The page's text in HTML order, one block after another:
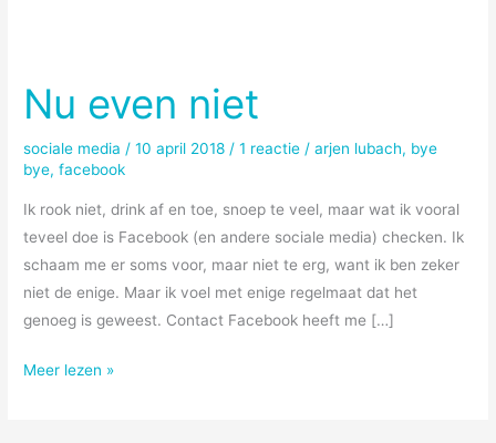
Nu even niet
sociale media /10 april 2018 /1 reactie /arjen lubach, bye
bye,facebook
Ik rook niet, drink af en toe, snoep te veel, maar wat ik vooral
teveel doe is Facebook (en andere sociale media) checken. Ik
schaam me er soms voor, maar niet te erg, want ik ben zeker
niet de enige. Maar ik voel met enige regelmaat dat het
genoeg is geweest. Contact Facebook heeft me […]
Nu
Meer lezen »